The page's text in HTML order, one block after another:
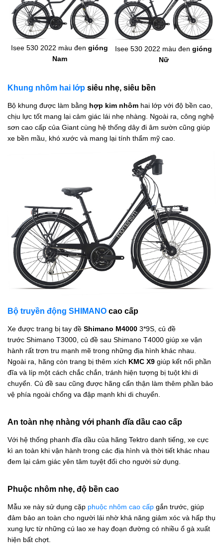
Isee 530 2022 màu đen gióng
Nam
Isee 530 2022 màu đen gióng
Nữ
Khung nhôm hai lớp siêu nhẹ, siêu bền
Bộ khung được làm bằng hợp kim nhôm hai lớp với độ bền cao,
chịu lực tốt mang lại cảm giác lái nhẹ nhàng. Ngoài ra, công nghệ
sơn cao cấp của Giant cùng hệ thống dây đi âm sườn cũng giúp
xe bền mầu, khó xước và mang lại tính thẩm mỹ cao.
Bộ truyền động SHIMANO cao cấp
Xe được trang bị tay đề Shimano M4000 3*9S, củ đề
trước Shimano T3000, củ đề sau Shimano T4000 giúp xe vận
hành rất trơn tru mạnh mẽ trong những địa hình khác nhau.
Ngoài ra, hãng còn trang bị thêm xích KMC X9 giúp kết nối phần
đĩa và líp một cách chắc chắn, tránh hiện tượng bị tuột khi di
chuyển. Củ đề sau cũng được hãng cẩn thận làm thêm phần bảo
vệ phía ngoài chống va đập mạnh khi di chuyển.
An toàn nhẹ nhàng với phanh đĩa dầu cao cấp
Với hệ thống phanh đĩa dầu của hãng Tektro danh tiếng, xe cực
kì an toàn khi vận hành trong các địa hình và thời tiết khác nhau
đem lại cảm giác yên tâm tuyệt đối cho người sử dụng.
Phuộc nhôm nhẹ, độ bền cao
Mẫu xe này sử dụng cặp phuộc nhôm cao cấp gắn trước, giúp
đảm bảo an toàn cho người lái nhờ khả năng giảm xóc và hấp thụ
xung lực từ những cú lao xe hay đoạn đường có nhiều ổ gà xuất
hiện bất chợt.